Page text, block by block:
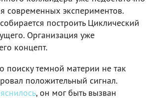
современных экспериментов.
построить Циклический
Организация уже
его концепт.
поиску темной материи не так
положительный сигнал.
, он мог быть вызван